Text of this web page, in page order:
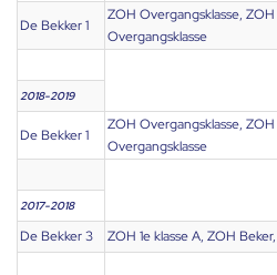
De Bekker 1
ZOH Overgangsklasse,
Overgangsklasse
2018-2019
De Bekker 1
ZOH Overgangsklasse,
Overgangsklasse
2017-2018
De Bekker 3 ZOH 1e klasse A, ZOH